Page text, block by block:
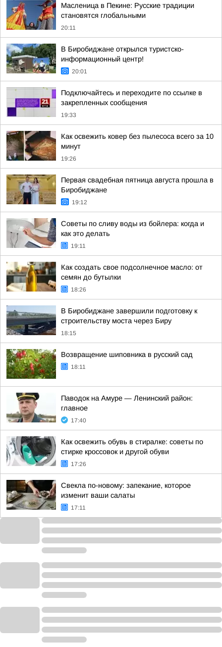
Масленица в Пекине: Русские традиции
становятся глобальными
20:11
В Биробиджане открылся туристско-
информационный центр!
20:01
Подключайтесь и переходите по ссылке в
закрепленных сообщения
19:33
Как освежить ковер без пылесоса всего за 10
минут
19:26
Первая свадебная пятница августа прошла в
Биробиджане
19:12
Советы по сливу воды из бойлера: когда и
как это делать
19:11
Как создать свое подсолнечное масло: от
семян до бутылки
18:26
В Биробиджане завершили подготовку к
строительству моста через Биру
18:15
Возвращение шиповника в русский сад
18:11
Паводок на Амуре — Ленинский район:
главное
17:40
Как освежить обувь в стиралке: советы по
стирке кроссовок и другой обуви
17:26
Свекла по-новому: запекание, которое
изменит ваши салаты
17:11